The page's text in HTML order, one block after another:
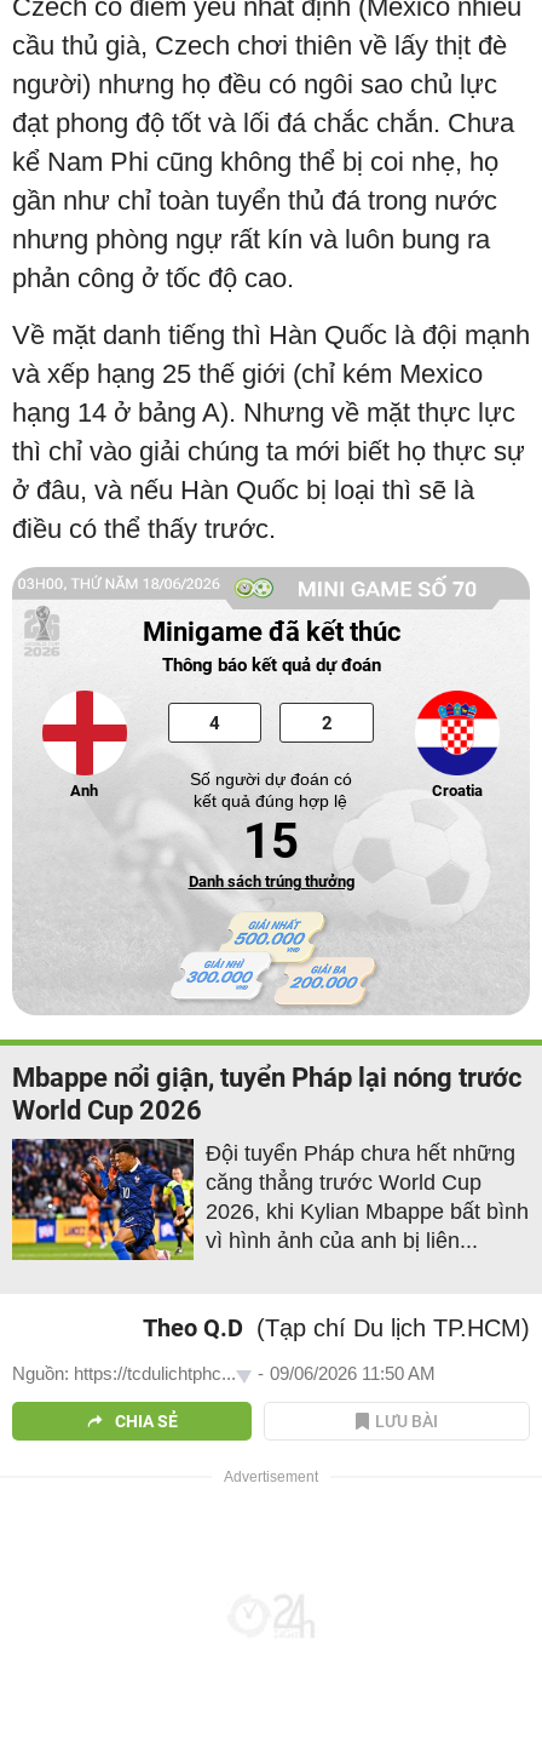
Czech có điểm yếu nhất định (Mexico nhiều
cầu thủ già, Czech chơi thiên về lấy thịt đè
người) nhưng họ đều có ngôi sao chủ lực
đạt phong độ tốt và lối đá chắc chắn. Chưa
kể Nam Phi cũng không thể bị coi nhẹ, họ
gần như chỉ toàn tuyển thủ đá trong nước
nhưng phòng ngự rất kín và luôn bung ra
phản công ở tốc độ cao.
Về mặt danh tiếng thì Hàn Quốc là đội mạnh
và xếp hạng 25 thế giới (chỉ kém Mexico
hạng 14 ở bảng A). Nhưng về mặt thực lực
thì chỉ vào giải chúng ta mới biết họ thực sự
ở đâu, và nếu Hàn Quốc bị loại thì sẽ là
điều có thể thấy trước.
Minigame đã kết thúc
Thông báo kết quả dự đoán
Anh Croatia
Số người dự đoán có
kết quả đúng hợp lệ
15
Danh sách trúng thưởng
Mbappe nổi giận, tuyển Pháp lại nóng trước
World Cup 2026
Đội tuyển Pháp chưa hết những
căng thẳng trước World Cup
2026, khi Kylian Mbappe bất bình
vì hình ảnh của anh bị liên...
Theo Q.D (Tạp chí Du lịch TP.HCM)
Nguồn: https://tcdulichtphc... - 09/06/2026 11:50 AM
CHIA SẺ LƯU BÀI